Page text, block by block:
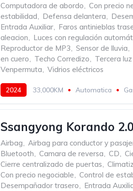
Computadora de abordo, Con precio
estabilidad, Defensa delantera,
Entrada Auxiliar, Faros antinieblas
aleacion, Luces con regulación
Reproductor de MP3, Sensor de lluvia,
en cuero, Techo Corredizo, Tercera
Venpermuta, Vidrios eléctricos
2024 33,000KM Automatica
Ssangyong Korando
Airbag, Airbag para conductor y
Bluetooth, Camara de reversa, CD,
Cierre centralizado de puertas,
Con precio negociable, Control de
Desempañador trasero, Entrada